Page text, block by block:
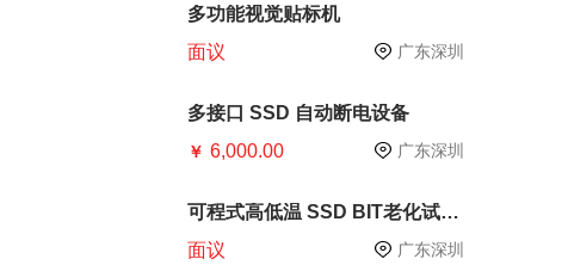
多功能视觉贴标机
面议
广东深圳
多接口 SSD 自动断电设备
￥ 6,000.00 广东深圳
可程式高低温 SSD BIT老化试验
面议
广东深圳